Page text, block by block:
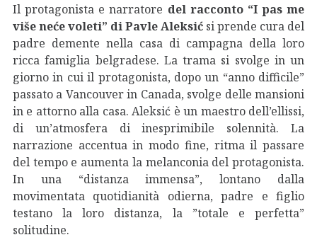
Il protagonista e narratore delracconto “I pas me
više neće voleti” diPavle Aleksić si prende cura del
padre demente nella casa di campagna della loro
ricca famiglia belgradese. La trama si svolge in un
giorno in cui il protagonista, dopo un “anno difficile”
passato a Vancouver in Canada, svolge delle mansioni
in e attorno alla casa. Aleksić è un maestro dell’ellissi,
di un’atmosfera di inesprimibile solennità. La
narrazione accentua in modo fine, ritma il passare
del tempo e aumenta la melanconia del protagonista.
In una “distanza immensa”, lontano dalla
movimentata quotidianità odierna, padre e figlio
testano la loro distanza, la ”totale e perfetta”
solitudine.